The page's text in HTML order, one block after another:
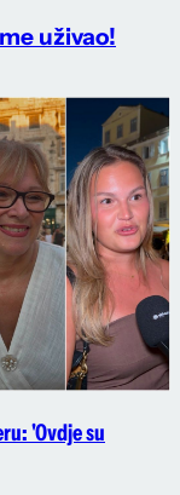
uživao!
'Ovdje su